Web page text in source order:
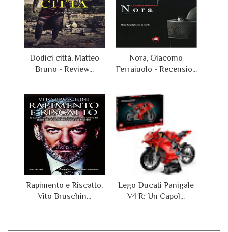
Dodici città, Matteo
Bruno - Review...
Nora, Giacomo
Ferraiuolo - Recensio...
Rapimento e Riscatto,
Vito Bruschin...
Lego Ducati Panigale
V4 R: Un Capol...